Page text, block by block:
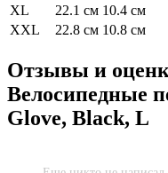
XL
22.1 см 10.4 см
XXL
22.8 см 10.8 см
Отзывы и
Велосипедные
Glove, Black, L